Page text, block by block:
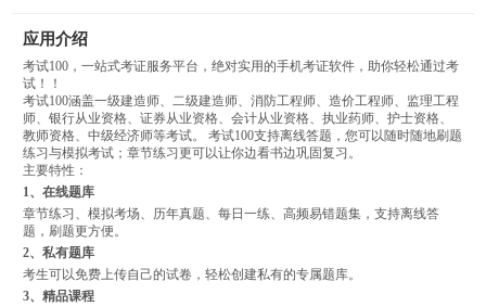
应用介绍
考试100，一站式考证服务平台，绝对实用的手机考证软件，助你轻松通过考
试！！
考试100涵盖一级建造师、二级建造师、消防工程师、造价工程师、监理工程
师、银行从业资格、证券从业资格、会计从业资格、执业药师、护士资格、
教师资格、中级经济师等考试。 考试100支持离线答题，您可以随时随地刷题
练习与模拟考试；章节练习更可以让你边看书边巩固复习。
主要特性：
1、在线题库
章节练习、模拟考场、历年真题、每日一练、高频易错题集，支持离线答
题，刷题更方便。
2、私有题库
考生可以免费上传自己的试卷，轻松创建私有的专属题库。
3、精品课程